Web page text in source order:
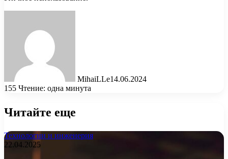
MihaiLLe14.06.2024
155 Чтение: одна минута
Читайте еще
Технологии и инженерия
22.04.2025